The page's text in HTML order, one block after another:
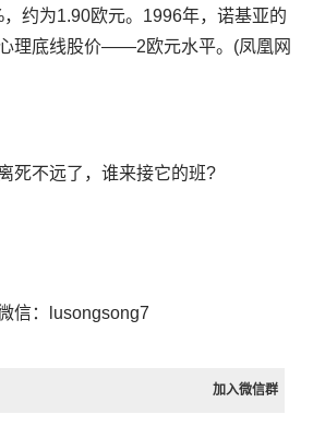
约为1.90欧元。1996年，诺基亚的
理底线股价——2欧元水平。(凤凰网
死不远了，谁来接它的班?
信：lusongsong7
加入微信群